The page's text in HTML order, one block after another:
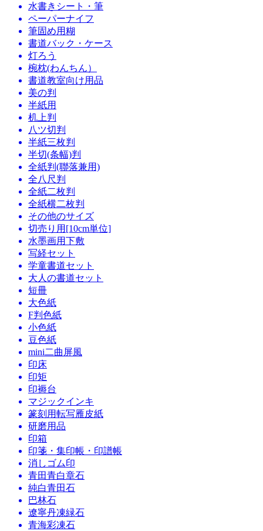
水書きシート・筆
ペーパーナイフ
筆固め用糊
書道バック・ケース
灯ろう
椀枕(わんちん）
書道教室向け用品
美の判
半紙用
机上判
八ツ切判
半紙三枚判
半切(条幅)判
全紙判(聯落兼用)
全八尺判
全紙二枚判
全紙横二枚判
その他のサイズ
切売り用[10cm単位]
水墨画用下敷
写経セット
学童書道セット
大人の書道セット
短冊
大色紙
F判色紙
小色紙
豆色紙
mini二曲屏風
印床
印矩
印褥台
マジックインキ
篆刻用転写雁皮紙
研磨用品
印箱
印箋・集印帳・印譜帳
消しゴム印
青田青白章石
純白青田石
巴林石
遼寧丹凍緑石
青海彩凍石